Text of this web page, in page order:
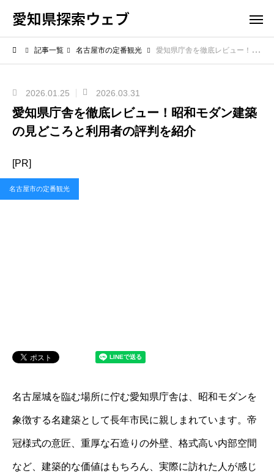
愛知県探索ウェブ
記事一覧 名古屋市の定番観光 愛知県庁舎を徹底レビュー！昭和モダン建築の見どころと利用者の評判を紹介
2026.01.25 2026.03.31
愛知県庁舎を徹底レビュー！昭和モダン建築
の見どころと利用者の評判を紹介
[PR]
名古屋市の定番観光
名古屋城を臨む場所に佇む愛知県庁舎は、昭和モダンを
象徴する名建築として長年市民に親しまれています。帝
冠様式の意匠、重厚な石造りの外壁、格式高い内部空間
など、建築的な価値はもちろん、実際に訪れた人が感じ